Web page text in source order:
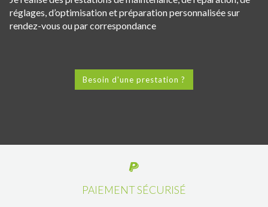
réglages, d’optimisation et préparation personnalisée sur
rendez-vous ou par correspondance
Besoin d'une prestation ?
PAIEMENT SÉCURISÉ